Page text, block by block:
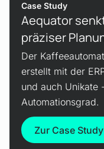
Case Study
Aequator
präziser
Der
erstellt mit der
und auch Unikate
Automationsgrad.
Zur Case Study